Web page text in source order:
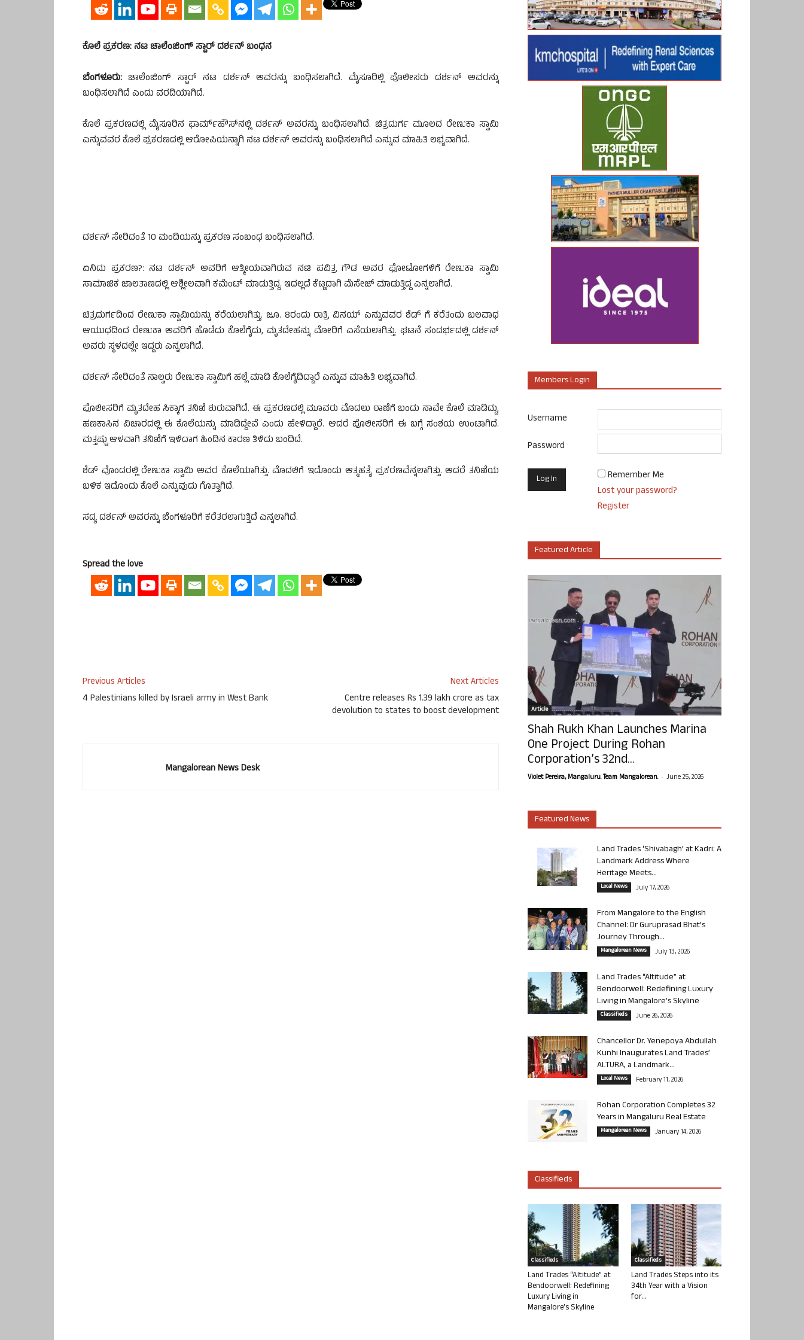
ಕೊಲೆ ಪ್ರಕರಣ: ನಟ ಚಾಲೆಂಜಿಂಗ್ ಸ್ಟಾರ್‌ ದರ್ಶನ್‌ ಬಂಧನ
ಬೆಂಗಳೂರು: ಚಾಲೆಂಜಿಂಗ್ ಸ್ಟಾರ್ ನಟ ದರ್ಶನ್‌ ಅವರನ್ನು ಬಂಧಿಸಲಾಗಿದೆ. ಮೈಸೂರಿಲ್ಲಿ ಪೊಲೀಸರು ದರ್ಶನ್‌ ಅವರನ್ನು
ಬಂಧಿಸಲಾಗಿದೆ ಎಂದು ವರದಿಯಾಗಿದೆ.
ಕೊಲೆ ಪ್ರಕರಣದಲ್ಲಿ ಮೈಸೂರಿನ ಫಾರ್ಮ್​​ಹೌಸ್​ನಲ್ಲಿ ದರ್ಶನ್‌ ಅವರನ್ನು ಬಂಧಿಸಲಾಗಿದೆ. ಚಿತ್ರದುರ್ಗ ಮೂಲದ ರೇಣುಕಾ ಸ್ವಾಮಿ
ಎನ್ನುವವರ ಕೊಲೆ ಪ್ರಕರಣದಲ್ಲಿ ಆರೋಪಿಯನ್ನಾಗಿ ನಟ ದರ್ಶನ್‌ ಅವರನ್ನು ಬಂಧಿಸಲಾಗಿದೆ ಎನ್ನುವ ಮಾಹಿತಿ ಲಭ್ಯವಾಗಿದೆ.
ದರ್ಶನ್‌ ಸೇರಿದಂತೆ 10 ಮಂದಿಯನ್ನು ಪ್ರಕರಣ ಸಂಬಂಧ ಬಂಧಿಸಲಾಗಿದೆ.
ಏನಿದು ಪ್ರಕರಣ?: ನಟ ದರ್ಶನ್‌ ಅವರಿಗೆ ಆತ್ಮೀಯವಾಗಿರುವ ನಟಿ ಪವಿತ್ರ ಗೌಡ ಅವರ ಫೋಟೋಗಳಿಗೆ ರೇಣುಕಾ ಸ್ವಾಮಿ
ಸಾಮಾಜಿಕ ಜಾಲತಾಣದಲ್ಲಿ ಆಶ್ಲೀಲವಾಗಿ ಕಮೆಂಟ್‌ ಮಾಡುತ್ತಿದ್ದ. ಇದಲ್ಲದೆ ಕೆಟ್ಟದಾಗಿ ಮೆಸೇಜ್‌ ಮಾಡುತ್ತಿದ್ದ ಎನ್ನಲಾಗಿದೆ.
ಚಿತ್ರದುರ್ಗದಿಂದ ರೇಣುಕಾ ಸ್ವಾಮಿಯನ್ನು ಕರೆಯಲಾಗಿತ್ತು. ಜೂ. 8ರಂದು ರಾತ್ರಿ ವಿನಯ್‌ ಎನ್ನುವವರ ಶೆಡ್‌ ಗೆ ಕರೆತಂದು ಬಲವಾಧ
ಆಯುಧದಿಂದ ರೇಣುಕಾ ಅವರಿಗೆ ಹೊಡೆದು ಕೊಲೆಗೈದು, ಮೃತದೇಹನ್ನು ಮೋರಿಗೆ ಎಸೆಯಲಾಗಿತ್ತು. ಘಟನೆ ಸಂದರ್ಭದಲ್ಲಿ ದರ್ಶನ್‌
ಅವರು ಸ್ಥಳದಲ್ಲೇ ಇದ್ದರು ಎನ್ನಲಾಗಿದೆ.
ದರ್ಶನ್‌ ಸೇರಿದಂತೆ ನಾಲ್ವರು ರೇಣುಕಾ ಸ್ವಾಮಿಗೆ ಹಲ್ಲೆ ಮಾಡಿ ಕೊಲೆಗೈದಿದ್ದಾರೆ ಎನ್ನುವ ಮಾಹಿತಿ ಲಭ್ಯವಾಗಿದೆ.
ಪೊಲೀಸರಿಗೆ ಮೃತದೇಹ ಸಿಕ್ಕಾಗ ತನಿಖೆ ಶುರುವಾಗಿದೆ. ಈ ಪ್ರಕರಣದಲ್ಲಿ ಮೂವರು ಮೊದಲು ಠಾಣೆಗೆ ಬಂದು ನಾವೇ ಕೊಲೆ ಮಾಡಿದ್ದು,
ಹಣಕಾಸಿನ ವಿಚಾರದಲ್ಲಿ ಈ ಕೊಲೆಯನ್ನು ಮಾಡಿದ್ದೇವೆ ಎಂದು ಹೇಳಿದ್ದಾರೆ. ಆದರೆ ಪೊಲೀಸರಿಗೆ ಈ ಬಗ್ಗೆ ಸಂಶಯ ಉಂಟಾಗಿದೆ.
ಮತ್ತಷ್ಟು ಆಳವಾಗಿ ತನಿಖೆಗೆ ಇಳಿದಾಗ ಹಿಂದಿನ ಕಾರಣ ತಿಳಿದು ಬಂದಿದೆ.
ಶೆಡ್‌ ವೊಂದರಲ್ಲಿ ರೇಣುಕಾ ಸ್ವಾಮಿ ಅವರ ಕೊಲೆಯಾಗಿತ್ತು. ಮೊದಲಿಗೆ ಇದೊಂದು ಆತ್ಮಹತ್ಯೆ ಪ್ರಕರಣವೆನ್ನಲಾಗಿತ್ತು. ಆದರೆ ತನಿಖೆಯ
ಬಳಿಕ ಇದೊಂದು ಕೊಲೆ ಎನ್ನುವುದು ಗೊತ್ತಾಗಿದೆ.
ಸದ್ಯ ದರ್ಶನ್‌ ಅವರನ್ನು ಬೆಂಗಳೂರಿಗೆ ಕರೆತರಲಾಗುತ್ತಿದೆ ಎನ್ನಲಾಗಿದೆ.
Spread the love
Previous Articles
4 Palestinians killed by Israeli army in West Bank
Next Articles
Centre releases Rs 1.39 lakh crore as tax
devolution to states to boost development
Mangalorean News Desk
Members Login
Username
Password
Remember Me
Lost your password?
Register
Featured Article
Article
Shah Rukh Khan Launches Marina
One Project During Rohan
Corporation’s 32nd...
Violet Pereira, Mangaluru. Team Mangalorean. - June 25, 2026
Featured News
Land Trades ‘Shivabagh’ at Kadri: A
Landmark Address Where
Heritage Meets...
Local News July 17, 2026
From Mangalore to the English
Channel: Dr Guruprasad Bhat’s
Journey Through...
Mangalorean News July 13, 2026
Land Trades “Altitude” at
Bendoorwell: Redefining Luxury
Living in Mangalore’s Skyline
Classifieds June 26, 2026
Chancellor Dr. Yenepoya Abdullah
Kunhi Inaugurates Land Trades’
ALTURA, a Landmark...
Local News February 11, 2026
Rohan Corporation Completes 32
Years in Mangaluru Real Estate
Mangalorean News January 14, 2026
Classifieds
Classifieds
Land Trades “Altitude” at
Bendoorwell: Redefining
Luxury Living in
Mangalore’s Skyline
Classifieds
Land Trades Steps into its
34th Year with a Vision
for...